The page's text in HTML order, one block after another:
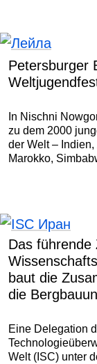
Petersburger
In Nischni
zu dem 2000
der Welt –
Marokko,
Das führende
baut die
die
Eine Delegation
Welt (ISC) unter